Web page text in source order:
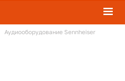
Аудиооборудование Sennheiser